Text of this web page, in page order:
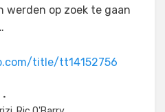
werden op zoek te gaan
title/tt14152756